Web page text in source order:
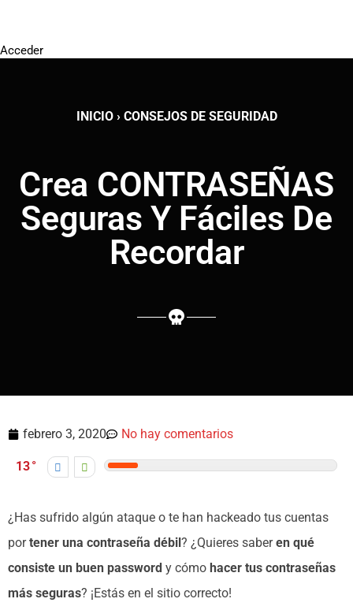
Acceder
INICIO› CONSEJOS DE SEGURIDAD
Crea CONTRASEÑAS
Seguras Y Fáciles De
Recordar
febrero 3, 2020 No hay comentarios
13
¿Has sufrido algún ataque o te han hackeado tus cuentas
portener una contraseña débil? ¿Quieres saberen qué
consiste un buen password y cómo hacer tus contraseñas
más seguras? ¡Estás en el sitio correcto!